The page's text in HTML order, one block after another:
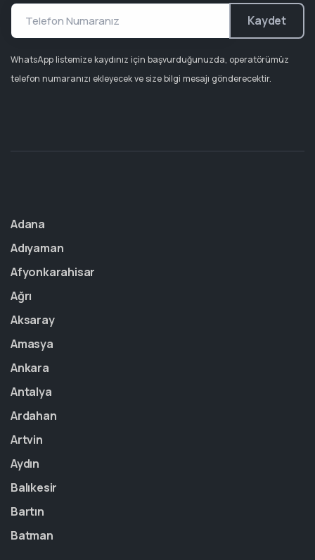
Kaydet
WhatsApp listemize kaydınız için başvurduğunuzda, operatörümüz
telefon numaranızı ekleyecek ve size bilgi mesajı gönderecektir.
Adana
Adıyaman
Afyonkarahisar
Ağrı
Aksaray
Amasya
Ankara
Antalya
Ardahan
Artvin
Aydın
Balıkesir
Bartın
Batman